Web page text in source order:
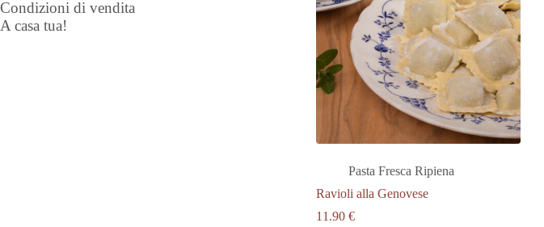
Pasta Fresca Ripiena
Ravioli alla Genovese
11.90 €
Condizioni di vendita
A casa tua!